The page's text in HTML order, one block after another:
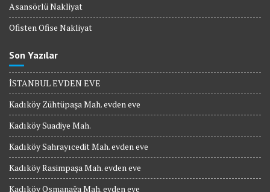
Asansörlü Nakliyat
Ofisten Ofise Nakliyat
Son Yazılar
İSTANBUL EVDEN EVE
Kadıköy Zühtüpaşa Mah. evden eve
Kadıköy Suadiye Mah.
Kadıköy Sahrayıcedit Mah. evden eve
Kadıköy Rasimpaşa Mah. evden eve
Kadıköy Osmanağa Mah. evden eve